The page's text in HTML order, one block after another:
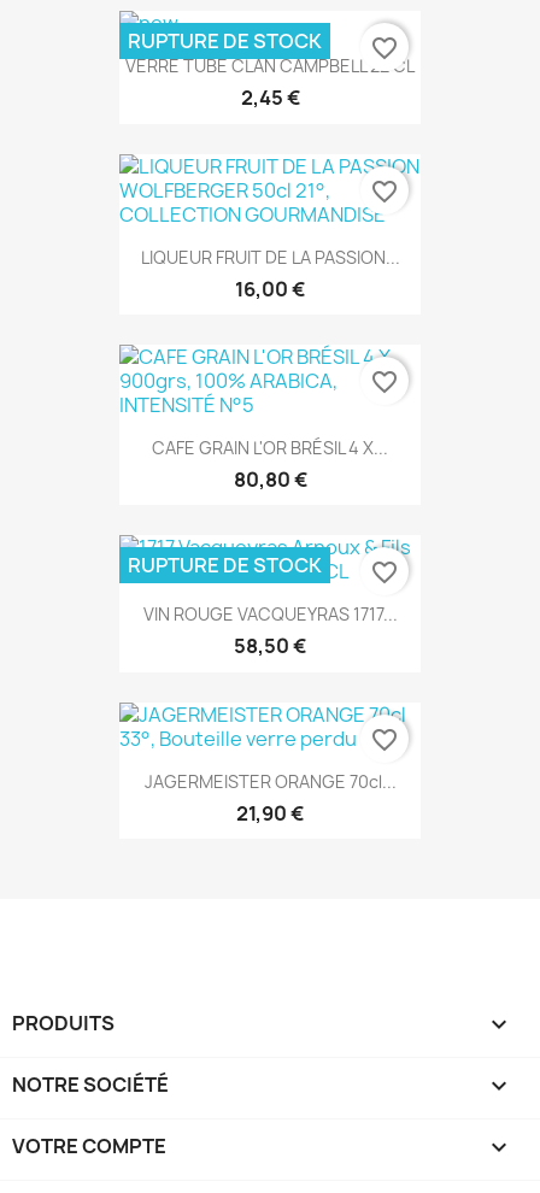
VERRE TUBE CLAN CAMPBELL 22 CL
2,45 €
RUPTURE DE STOCK favorite_border
LIQUEUR FRUIT DE LA PASSION...
16,00 €
favorite_border
CAFE GRAIN L'OR BRÉSIL 4 X...
80,80 €
favorite_border
VIN ROUGE VACQUEYRAS 1717...
58,50 €
RUPTURE DE STOCK favorite_border
JAGERMEISTER ORANGE 70cl...
21,90 €
favorite_border
PRODUITS 
NOTRE SOCIÉTÉ 
VOTRE COMPTE 